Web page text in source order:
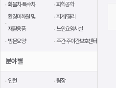
화물차·특수차
화학공학
환경미화원 및
재활용품
회계/경리
노인요양시설
방문요양
주간·주야간보호센터
분야별
인턴
팀장